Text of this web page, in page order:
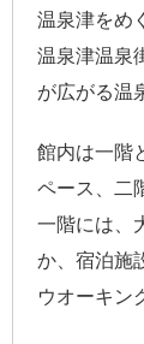
温泉津をめ
温泉津温泉
が広がる温
館内は一階
ペース、二
一階には、
か、宿泊施
ウオーキン